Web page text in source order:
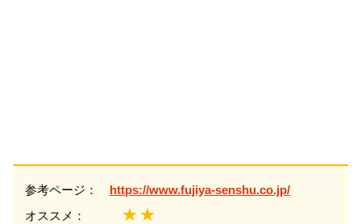
参考ページ： https://www.fujiya-senshu.co.jp/
オススメ： ★★